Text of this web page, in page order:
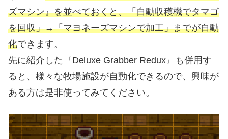
ズマシン』を並べておくと、「自動収穫機でタマゴ
を回収」→「マヨネーズマシンで加工」までが自動
化できます。
先に紹介した『Deluxe Grabber Redux』も併用す
ると、様々な牧場施設が自動化できるので、興味が
ある方は是非使ってみてください。